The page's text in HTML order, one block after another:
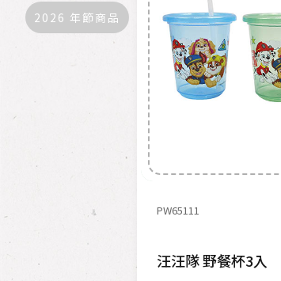
2026 年節商品
PW65111
汪汪隊 野餐杯3入